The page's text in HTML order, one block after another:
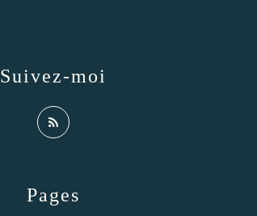
Pages
Suivez-moi